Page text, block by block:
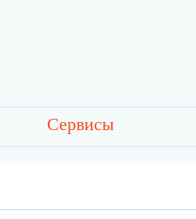
Сервисы